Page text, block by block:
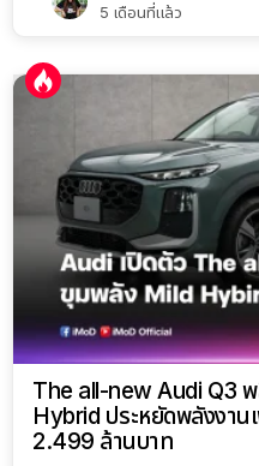
5 เดือนที่แล้ว
The all-new Audi Q3
Hybrid ประหยัดพลังงาน
2.499 ล้านบาท